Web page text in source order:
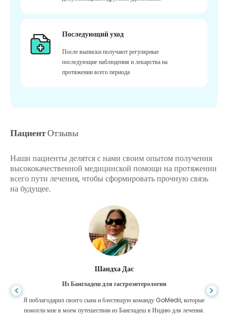
Последующий уход
После выписки получают регулярные
последующие наблюдения и лекарства на
протяжении всего периода
ПациентОтзывы
Наши пациенты делятся с нами своим опытом получения
высококачественной медицинской помощи на протяжении
всего пути лечения, чтобы сформировать прочную связь
на будущее.
Шандха Дас
Из Бангладеш для гастроэнтерологии
Я поблагодарил своего сына и блестящую команду GoMedii, которые
помогли мне в моем путешествии из Бангладеш в Индию для лечения.